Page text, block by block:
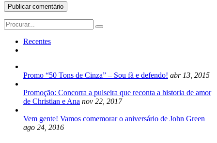
Search
for:
Recentes
Promo “50 Tons de Cinza” – Sou fã e defendo! abr 13, 2015
Promoção: Concorra a pulseira que reconta a historia de amor
de Christian e Ana nov 22, 2017
Vem gente! Vamos comemorar o aniversário de John Green
ago 24, 2016